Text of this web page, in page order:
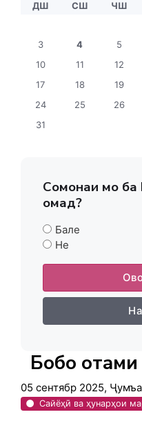
ДШ СШ ЧШ
3
4 5
10
11 12
17
18 19
24
25 26
31
Сомонаи мо
омад?
Бале
Не
Бобо
05 сентябр 2025, Ҷумъа
Сайёҳӣ ва ҳунарҳои